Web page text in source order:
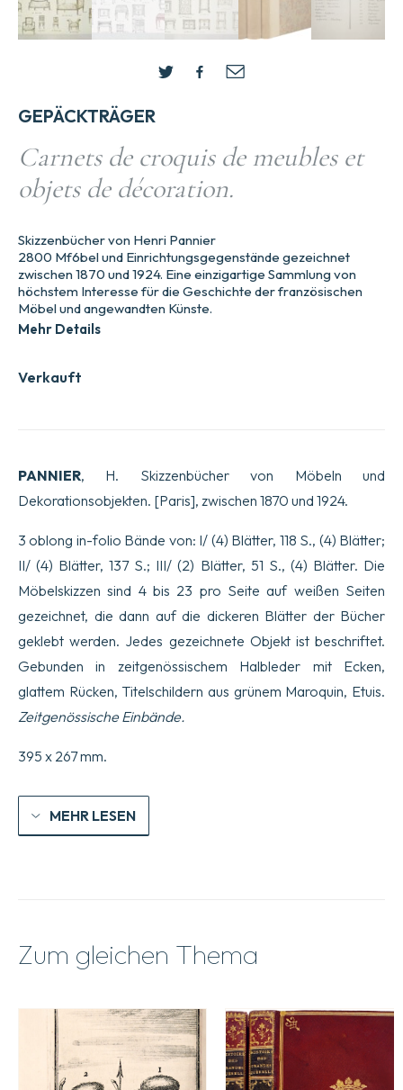
GEPÄCKTRÄGER
Carnets de croquis de meubles et
objets de décoration.
Verkauft
Skizzenbücher von Henri Pannier
2800 Mf6bel und Einrichtungsgegenstände gezeichnet
zwischen 1870 und 1924. Eine einzigartige Sammlung von
höchstem Interesse für die Geschichte der französischen
Möbel und angewandten Künste.
Mehr Details
PANNIER, H. Skizzenbücher von Möbeln und
Dekorationsobjekten. [Paris], zwischen 1870 und 1924.
3 oblong in-folio Bände von: I/ (4) Blätter, 118 S., (4) Blätter;
II/ (4) Blätter, 137 S.; III/ (2) Blätter, 51 S., (4) Blätter. Die
Möbelskizzen sind 4 bis 23 pro Seite auf weißen Seiten
gezeichnet, die dann auf die dickeren Blätter der Bücher
geklebt werden. Jedes gezeichnete Objekt ist beschriftet.
Gebunden in zeitgenössischem Halbleder mit Ecken,
glattem Rücken, Titelschildern aus grünem Maroquin, Etuis.
Zeitgenössische Einbände.
395 x 267 mm.
MEHR LESEN
Zum gleichen Thema